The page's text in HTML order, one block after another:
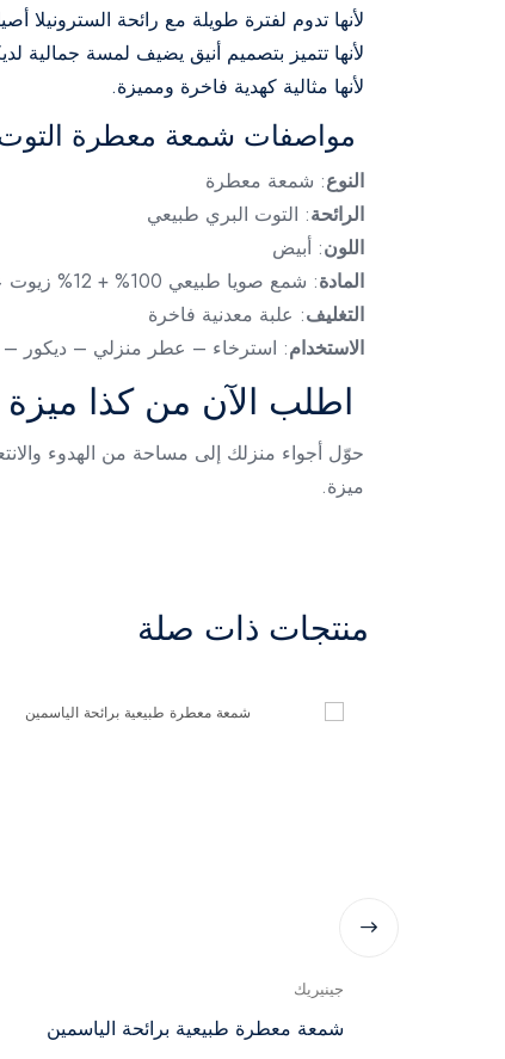
لأنها تدوم لفترة طويلة مع رائحة السترونيلا
لأنها تتميز بتصميم أنيق يضيف لمسة جمالية
لأنها مثالية كهدية فاخرة ومميزة.
مواصفات شمعة معطرة التوت
النوع: شمعة معطرة
الرائحة: التوت البري طبيعي
اللون: أبيض
المادة: شمع صويا طبيعي 100% + 12% زيوت عطرية
التغليف: علبة معدنية فاخرة
الاستخدام: استرخاء – عطر منزلي – ديكور –
اطلب الآن من كذا ميزة
حوّل أجواء منزلك إلى مساحة من الهدوء
ميزة.
منتجات ذات صلة
جينيريك
شمعة معطرة طبيعية برائحة الياسمين